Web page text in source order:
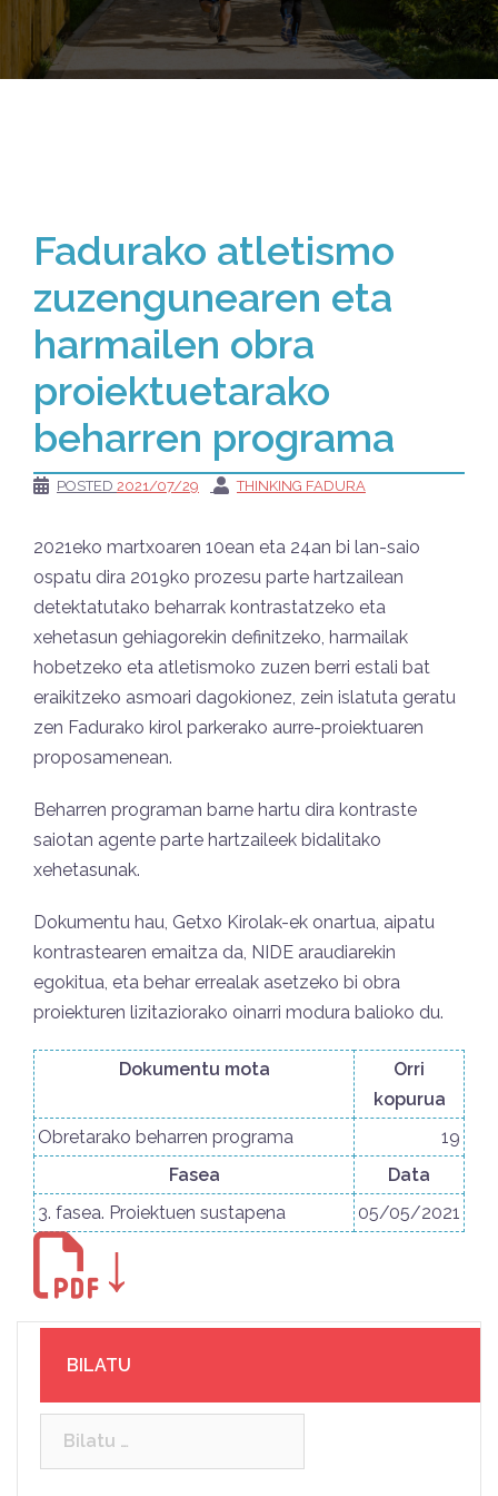
Fadurako atletismo
zuzengunearen eta
harmailen obra
proiektuetarako
beharren programa
POSTED 2021/07/29 THINKING FADURA
2021eko martxoaren 10ean eta 24an bi lan-saio
ospatu dira 2019ko prozesu parte hartzailean
detektatutako beharrak kontrastatzeko eta
xehetasun gehiagorekin definitzeko, harmailak
hobetzeko eta atletismoko zuzen berri estali bat
eraikitzeko asmoari dagokionez, zein islatuta geratu
zen Fadurako kirol parkerako aurre-proiektuaren
proposamenean.
Beharren programan barne hartu dira kontraste
saiotan agente parte hartzaileek bidalitako
xehetasunak.
Dokumentu hau, Getxo Kirolak-ek onartua, aipatu
kontrastearen emaitza da, NIDE araudiarekin
egokitua, eta behar errealak asetzeko bi obra
proiekturen lizitaziorako oinarri modura balioko du.
Dokumentu mota
Orri
kopurua
Obretarako beharren programa
19
Fasea
Data
3. fasea. Proiektuen sustapena
05/05/2021
↓
BILATU